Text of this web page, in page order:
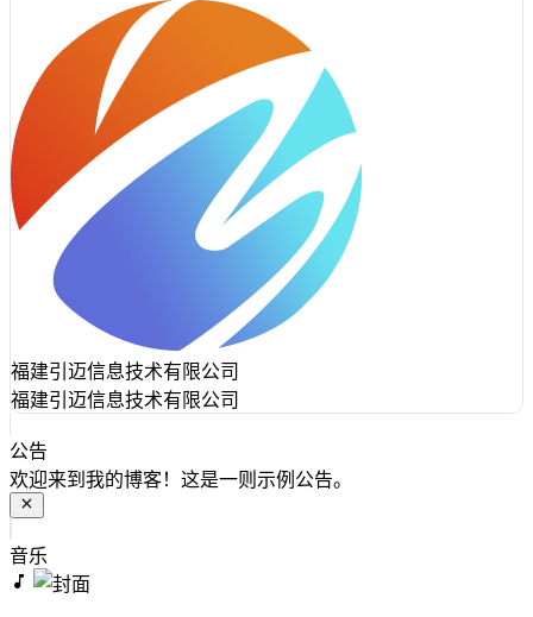
福建引迈信息技术有限公司
福建引迈信息技术有限公司
公告
欢迎来到我的博客！这是一则示例公告。
音乐